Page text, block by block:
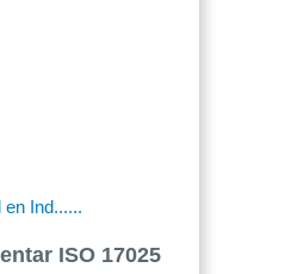
en Ind......
ISO 17025